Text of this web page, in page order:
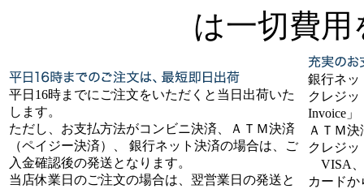
は一切費
平日16時までにご注文をいただくと当日出荷いた
します。
ただし、お支払方法がコンビニ決済、ＡＴＭ決済
（ペイジー決済）、 銀行ネット決済の場合は、ご
入金確認後の発送となります。
当店休業日のご注文の場合は、翌営業日の発送と
銀行ネッ
クレジッ
Invoice」
ＡＴＭ
クレジッ
VISA、
カード